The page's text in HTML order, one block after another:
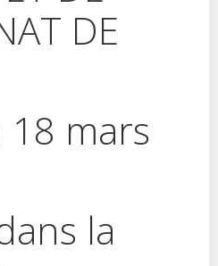
DE
18 mars
la